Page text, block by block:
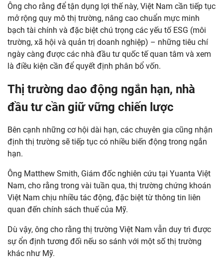
Ông cho rằng để tận dụng lợi thế này, Việt Nam cần tiếp tục
mở rộng quy mô thị trường, nâng cao chuẩn mực minh
bạch tài chính và đặc biệt chú trọng các yếu tố ESG (môi
trường, xã hội và quản trị doanh nghiệp) – những tiêu chí
ngày càng được các nhà đầu tư quốc tế quan tâm và xem
là điều kiện cần để quyết định phân bổ vốn.
Thị trường dao động ngắn hạn, nhà
đầu tư cần giữ vững chiến lược
Bên cạnh những cơ hội dài hạn, các chuyên gia cũng nhận
định thị trường sẽ tiếp tục có nhiều biến động trong ngắn
hạn.
Ông Matthew Smith, Giám đốc nghiên cứu tại Yuanta Việt
Nam, cho rằng trong vài tuần qua, thị trường chứng khoán
Việt Nam chịu nhiều tác động, đặc biệt từ thông tin liên
quan đến chính sách thuế của Mỹ.
Dù vậy, ông cho rằng thị trường Việt Nam vẫn duy trì được
sự ổn định tương đối nếu so sánh với một số thị trường
khác như Mỹ.